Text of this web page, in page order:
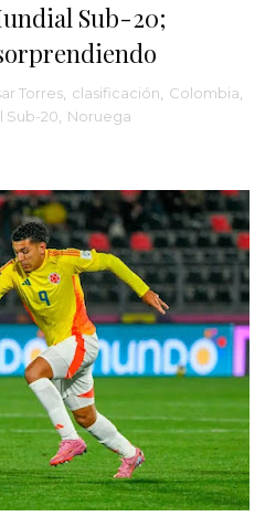
Sub-20;
Torres clasificación Colombia
Sub-20 Noruega